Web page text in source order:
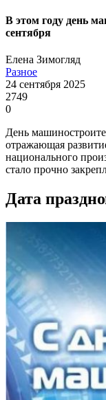
В этом году день
сентября
Елена Зимогляд
Разное
24 сентября 2025
2749
0
День
отражающая
национального
стало прочно
Дата